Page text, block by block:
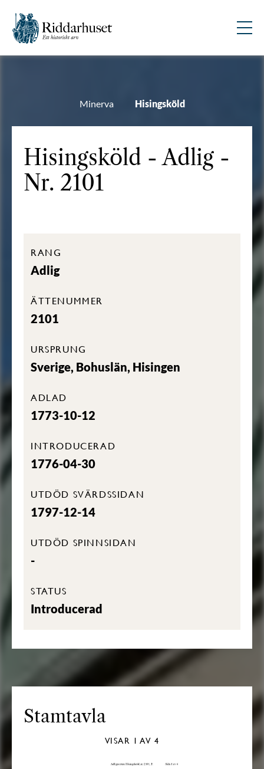
Minerva Hisingsköld
Hisingsköld - Adlig -
Nr. 2101
RANG
Adlig
ÄTTENUMMER
2101
URSPRUNG
Sverige, Bohuslän, Hisingen
ADLAD
1773-10-12
INTRODUCERAD
1776-04-30
UTDÖD SVÄRDSSIDAN
1797-12-14
UTDÖD SPINNSIDAN
-
STATUS
Introducerad
Stamtavla
VISAR 1 AV 4